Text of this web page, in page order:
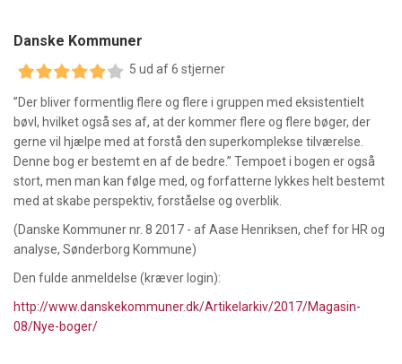
Danske Kommuner
5 ud af 6 stjerner
”Der bliver formentlig flere og flere i gruppen med eksistentielt
bøvl, hvilket også ses af, at der kommer flere og flere bøger, der
gerne vil hjælpe med at forstå den superkomplekse tilværelse.
Denne bog er bestemt en af de bedre.” Tempoet i bogen er også
stort, men man kan følge med, og forfatterne lykkes helt bestemt
med at skabe perspektiv, forståelse og overblik.
(Danske Kommuner nr. 8 2017 - af Aase Henriksen, chef for HR og
analyse, Sønderborg Kommune)
Den fulde anmeldelse (kræver login):
http://www.danskekommuner.dk/Artikelarkiv/2017/Magasin-
08/Nye-boger/